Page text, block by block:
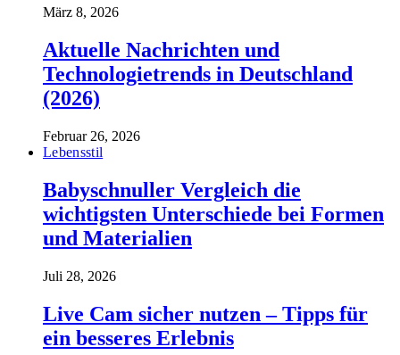
März 8, 2026
Aktuelle Nachrichten und
Technologietrends in Deutschland
(2026)
Februar 26, 2026
Lebensstil
Babyschnuller Vergleich die
wichtigsten Unterschiede bei Formen
und Materialien
Juli 28, 2026
Live Cam sicher nutzen – Tipps für
ein besseres Erlebnis